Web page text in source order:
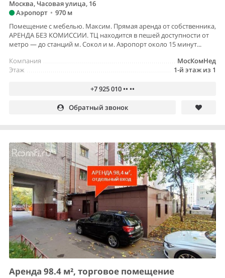
Москва, Часовая улица, 16
Аэропорт • 970 м
Помещение с мебелью. Максим. Прямая аренда от собственника,
АРЕНДА БЕЗ КОМИССИИ. ТЦ находится в пешей доступности от
метро — до станций м. Сокол и м. Аэропорт около 15 минут...
МосКомНед
Компания
1-й этаж из 1
Этаж
+7 925 010 •• ••
Обратный звонок
Аренда 98.4 м², торговое помещение